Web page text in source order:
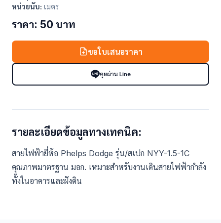
หน่วยนับ: เมตร
ราคา: 50 บาท
ขอใบเสนอราคา
คุยผ่าน Line
รายละเอียดข้อมูลทางเทคนิค:
สายไฟฟ้ายี่ห้อ Phelps Dodge รุ่น/สเปก NYY-1.5-1C
คุณภาพมาตรฐาน มอก. เหมาะสำหรับงานเดินสายไฟฟ้ากำลัง
ทั้งในอาคารและฝังดิน